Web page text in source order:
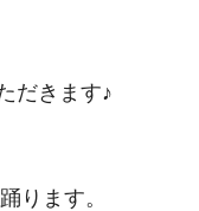
だきます♪
ります。